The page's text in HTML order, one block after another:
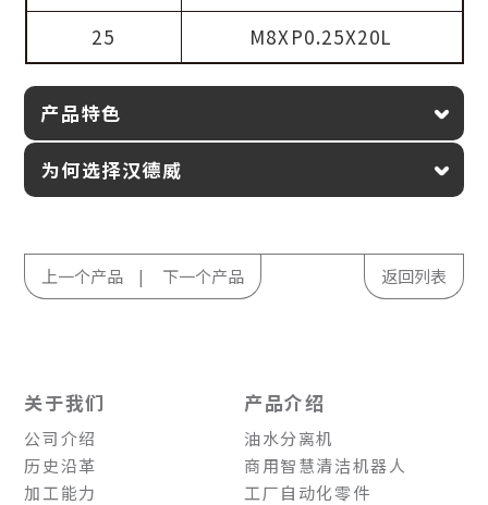
25
M8XP0.25X20L
产品特色
为何选择汉德威
上一个产品 下一个产品 返回列表
关于我们
公司介绍
历史沿革
加工能力
产品介绍
油水分离机
商用智慧清洁机器人
工厂自动化零件